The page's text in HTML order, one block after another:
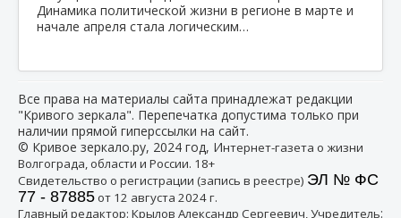
Динамика политической жизни в регионе в марте и
начале апреля стала логическим…
Все права на материалы сайта принадлежат редакции
"Кривого зеркала". Перепечатка допустима только при
наличии прямой гиперссылки на сайт.
© Кривое зеркало.ру, 2024 год, Интернет-газета о жизни
Волгограда, области и России. 18+
Свидетельство о регистрации (запись в реестре) ЭЛ № ФС
77 - 87885от 12 августа 2024 г.
Главный редактор: Крылов Александр Сергеевич, Учредитель: